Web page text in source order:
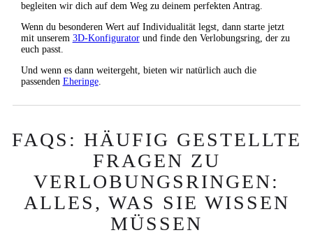
begleiten wir dich auf dem Weg zu deinem perfekten Antrag.
Wenn du besonderen Wert auf Individualität legst, dann starte jetzt
mit unserem 3D-Konfiguratorund finde den Verlobungsring, der zu
euch passt.
Und wenn es dann weitergeht, bieten wir natürlich auch die
passenden Eheringe.
FAQS: HÄUFIG GESTELLTE
FRAGEN ZU
VERLOBUNGSRINGEN:
ALLES, WAS SIE WISSEN
MÜSSEN